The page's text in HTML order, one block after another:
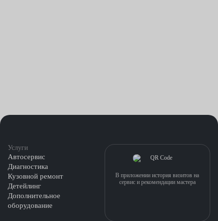
Услуги
Автосервис
Диагностика
Кузовной ремонт
Детейлинг
Дополнительное
оборудование
В приложении история визитов на
сервис и рекомендации мастера